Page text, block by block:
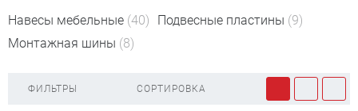
Навесы мебельные (40) Подвесные пластины (9)
Монтажная шины (8)
ФИЛЬТРЫ СОРТИРОВКА